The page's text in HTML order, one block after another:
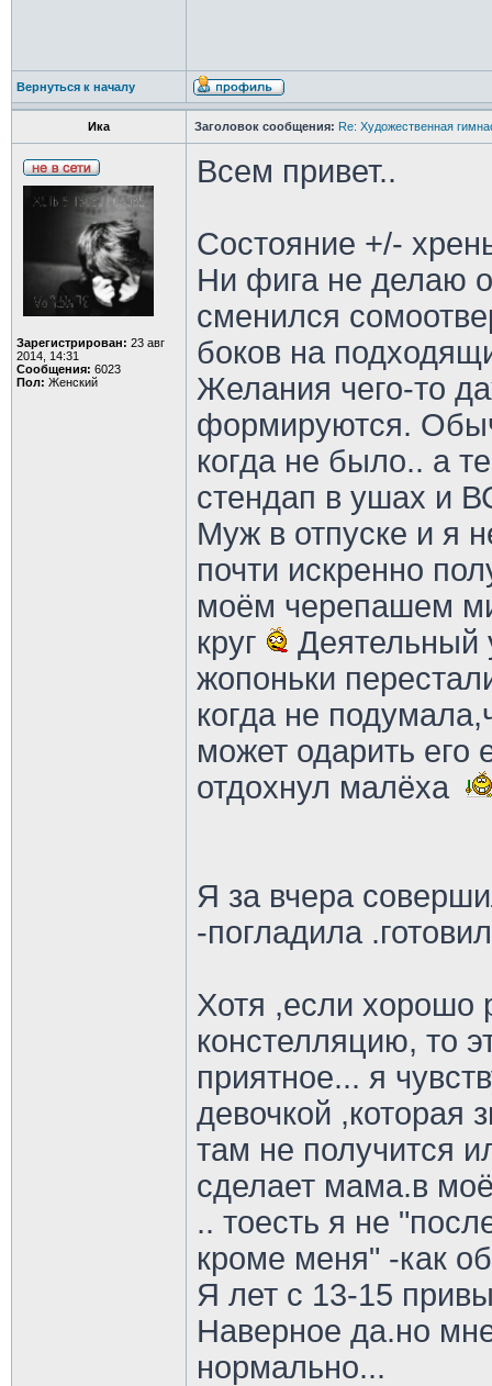
Вернуться к началу
Ика Заголовок сообщения: Re: Художественная
Зарегистрирован: 23 авг
2014, 14:31
Сообщения: 6023
Пол: Женский
Всем привет..
Состояние +/-
Ни фига не делаю
сменился
боков на
Желания чего-то
формируются.
когда не было.. а
стендап в ушах и
Муж в отпуске и я
почти искренно
моём черепашем
круг
Деятельный
жопоньки
когда не
может одарить его
отдохнул малёха
Я за вчера
-погладила
Хотя ,если хорошо
констелляцию, то
приятное... я
девочкой ,которая
там не получится
сделает мама.в
.. тоесть я не
кроме меня" -как
Я лет с 13-15
Наверное да.но
нормально...